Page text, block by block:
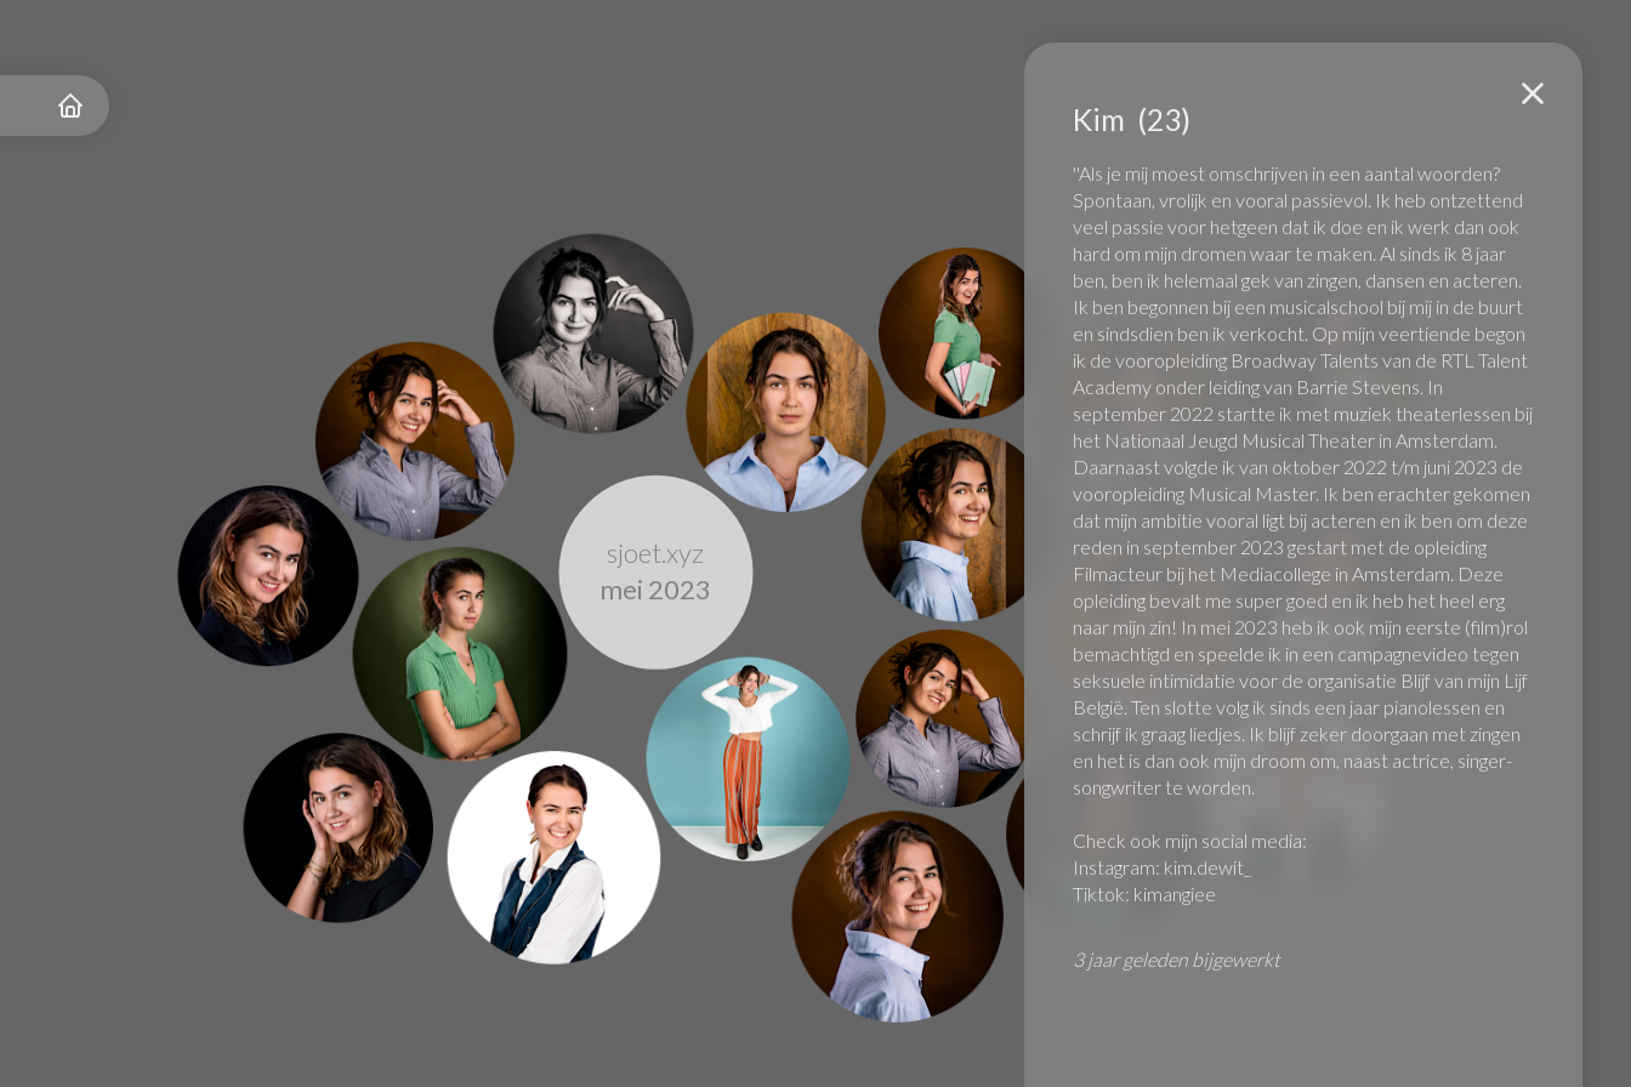
sjoet.xyz
mei 2023
Kim (23)
''Als je mij moest omschrijven in een aantal woorden?
Spontaan, vrolijk en vooral passievol. Ik heb ontzettend
veel passie voor hetgeen dat ik doe en ik werk dan ook
hard om mijn dromen waar te maken. Al sinds ik 8 jaar
ben, ben ik helemaal gek van zingen, dansen en acteren.
Ik ben begonnen bij een musicalschool bij mij in de buurt
en sindsdien ben ik verkocht. Op mijn veertiende begon
ik de vooropleiding Broadway Talents van de RTL Talent
Academy onder leiding van Barrie Stevens. In
september 2022 startte ik met muziek theaterlessen bij
het Nationaal Jeugd Musical Theater in Amsterdam.
Daarnaast volgde ik van oktober 2022 t/m juni 2023 de
vooropleiding Musical Master. Ik ben erachter gekomen
dat mijn ambitie vooral ligt bij acteren en ik ben om deze
reden in september 2023 gestart met de opleiding
Filmacteur bij het Mediacollege in Amsterdam. Deze
opleiding bevalt me super goed en ik heb het heel erg
naar mijn zin! In mei 2023 heb ik ook mijn eerste (film)rol
bemachtigd en speelde ik in een campagnevideo tegen
seksuele intimidatie voor de organisatie Blijf van mijn Lijf
België. Ten slotte volg ik sinds een jaar pianolessen en
schrijf ik graag liedjes. Ik blijf zeker doorgaan met zingen
en het is dan ook mijn droom om, naast actrice, singer-
songwriter te worden.
Check ook mijn social media:
Instagram: kim.dewit_
Tiktok: kimangiee
3 jaar geleden bijgewerkt